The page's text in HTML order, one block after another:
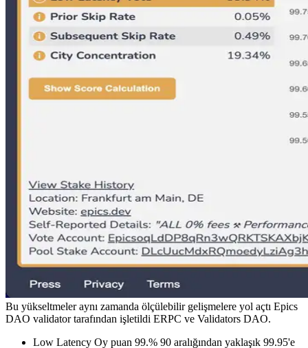
Bu yükseltmeler aynı zamanda ölçülebilir gelişmelere yol açtı Epics
DAO validator tarafından işletildi ERPC ve Validators DAO.
Low Latency Oy puan 99.% 90 aralığından yaklaşık 99.95'e